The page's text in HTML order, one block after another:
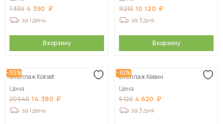
7 330 4 390
за 1 день
В корзину
11 210 10 120
за 3 дня
В корзину
-30%
Стеллаж Kokset
Цена
20 540 14 380
за 1 день
-10%
Стеллаж Кевин
Цена
5 120 4 620
за 3 дня